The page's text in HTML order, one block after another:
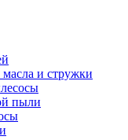
и стружки
пыли